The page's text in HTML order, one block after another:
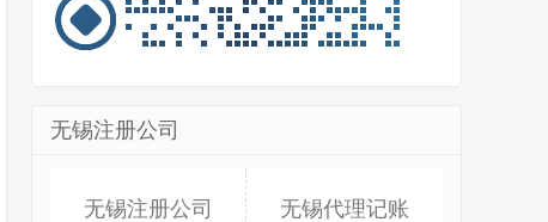
无锡注册公司
无锡注册公司 无锡代理记账